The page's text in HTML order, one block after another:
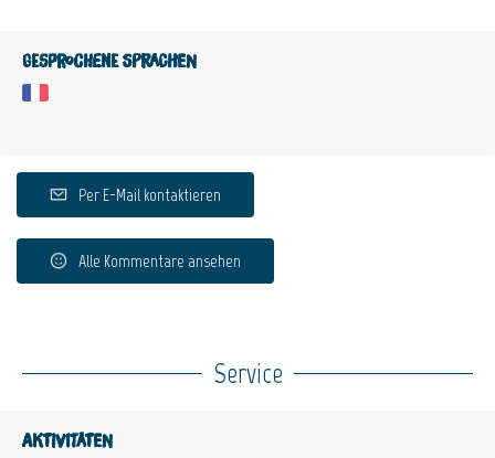
Gesprochene Sprachen
Per E-Mail kontaktieren
Alle Kommentare ansehen
Service
Aktivitäten